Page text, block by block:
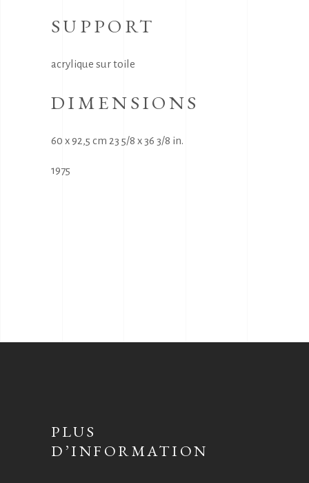
SUPPORT
acrylique sur toile
DIMENSIONS
60 x 92,5 cm 23 5/8 x 36 3/8 in.
1975
PLUS
D’INFORMATION